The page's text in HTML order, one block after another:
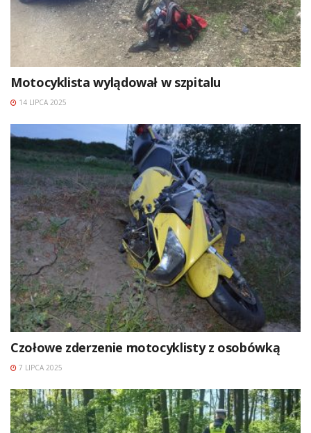
Motocyklista wylądował w szpitalu
14 LIPCA 2025
Czołowe zderzenie motocyklisty z osobówką
7 LIPCA 2025